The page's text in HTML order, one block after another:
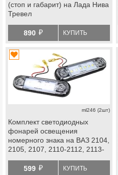
(стоп и габарит) на Лада Нива
Тревел
890 й КУПИТЬ
ml246 (2шт)
Комплект светодиодных
фонарей освещения
номерного знака на ВАЗ 2104,
2105, 2107, 2110-2112, 2113-
Шевроле Нива
599 й КУПИТЬ